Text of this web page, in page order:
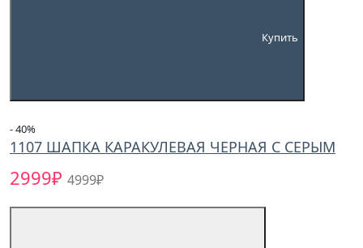
Купить
- 40%
1107 ШАПКА КАРАКУЛЕВАЯ ЧЕРНАЯ С СЕРЫМ
2999₽ 4999₽